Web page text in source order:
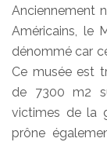
Anciennement
Américains, le
dénommé car
Ce musée est
de 7300 m2
victimes de la
prône